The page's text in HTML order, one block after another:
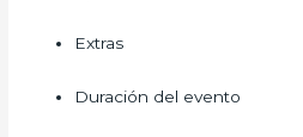
Extras
Duración del evento